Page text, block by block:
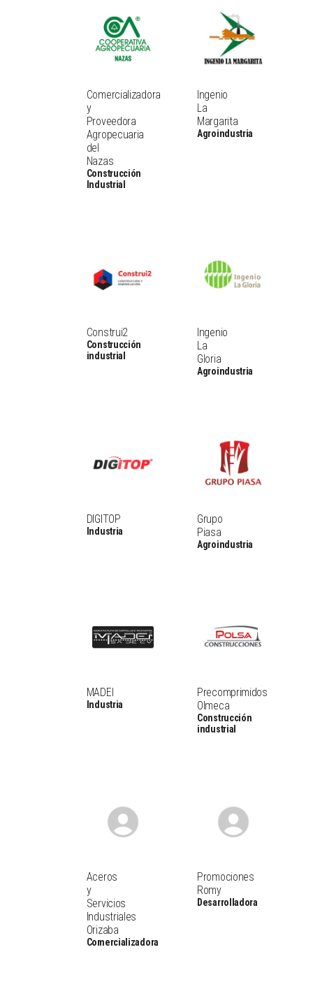
Comercializadora
y
Proveedora
Agropecuaria
del
Nazas
Construcción
Industrial
Ingenio
La
Margarita
Agroindustria
Construi2
Construcción
industrial
Ingenio
La
Gloria
Agroindustria
DIGITOP
Industria
Grupo
Piasa
Agroindustria
MADEI
Industria
Precomprimidos
Olmeca
Construcción
industrial
Aceros
y
Servicios
Industriales
Orizaba
Comercializadora
Promociones
Romy
Desarrolladora